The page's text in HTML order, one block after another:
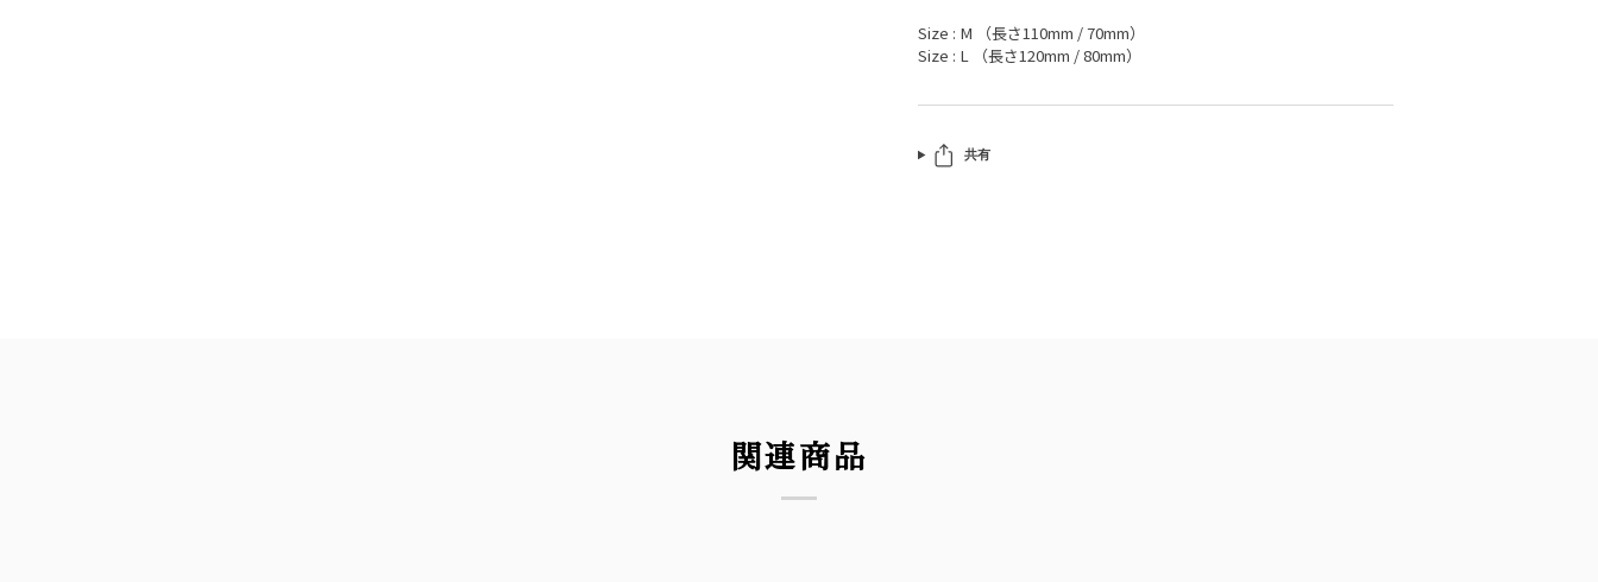
Size : M （長さ110mm / 70mm）
Size : L （長さ120mm / 80mm）
共有
関連商品